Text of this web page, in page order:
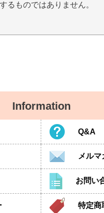
るものではありません。
Information
Q&A
メル
お問い
特定商